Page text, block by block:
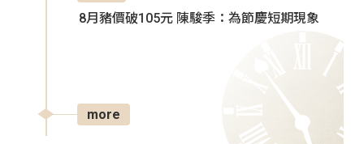
8月豬價破105元 陳駿季：為節慶短期現象
more